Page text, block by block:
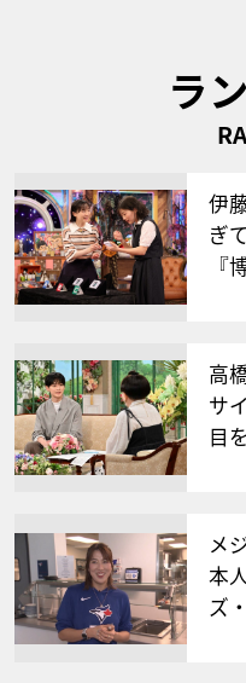
ラ
伊
ぎ
『
高
サ
目
メ
本
ズ